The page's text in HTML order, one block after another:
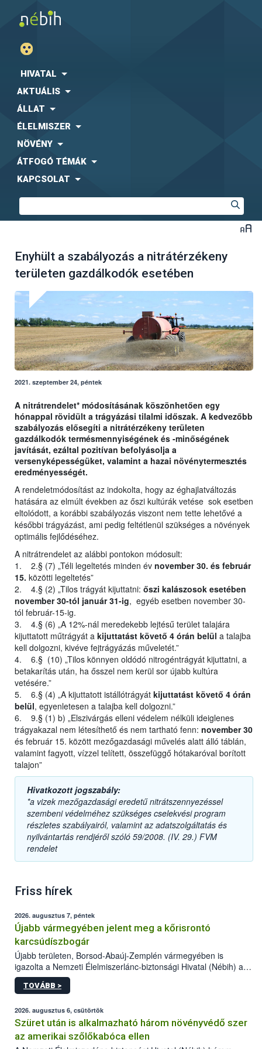
HIVATAL
AKTUÁLIS
ÁLLAT
ÉLELMISZER
NÖVÉNY
ÁTFOGÓ TÉMÁK
KAPCSOLAT
Enyhült a szabályozás a nitrátérzékeny
területen gazdálkodók esetében
2021. szeptember 24, péntek
A nitrátrendelet* módosításának köszönhetően egy
hónappal rövidült a trágyázási tilalmi időszak. A kedvezőbb
szabályozás elősegíti a nitrátérzékeny területen
gazdálkodók termésmennyiségének és -minőségének
javítását, ezáltal pozitívan befolyásolja a
versenyképességüket, valamint a hazai növénytermesztés
eredményességét.
A rendeletmódosítást az indokolta, hogy az éghajlatváltozás
hatására az elmúlt években az őszi kultúrák vetése sok esetben
eltolódott, a korábbi szabályozás viszont nem tette lehetővé a
későbbi trágyázást, ami pedig feltétlenül szükséges a növények
optimális fejlődéséhez.
A nitrátrendelet az alábbi pontokon módosult:
1. 2.§ (7) „Téli legeltetés minden év november 30. és február
15. közötti legeltetés”
2. 4.§ (2) „Tilos trágyát kijuttatni: őszi kalászosok esetében
november 30-tól január 31-ig, egyéb esetben november 30-
tól február-15-ig.
3. 4.§ (6) „A 12%-nál meredekebb lejtésű terület talajára
kijuttatott műtrágyát a kijuttatást követő 4 órán belül a talajba
kell dolgozni, kivéve fejtrágyázás műveletét.”
4. 6.§ (10) „Tilos könnyen oldódó nitrogéntrágyát kijuttatni, a
betakarítás után, ha ősszel nem kerül sor újabb kultúra
vetésére.”
5. 6.§ (4) „A kijuttatott istállótrágyát kijuttatást követő 4 órán
belül, egyenletesen a talajba kell dolgozni.”
6. 9.§ (1) b) „Elszivárgás elleni védelem nélküli ideiglenes
trágyakazal nem létesíthető és nem tartható fenn: november 30
és február 15. között mezőgazdasági művelés alatt álló táblán,
valamint fagyott, vízzel telített, összefüggő hótakaróval borított
talajon”
Hivatkozott jogszabály:
*a vizek mezőgazdasági eredetű nitrátszennyezéssel
szembeni védelméhez szükséges cselekvési program
részletes szabályairól, valamint az adatszolgáltatás és
nyilvántartás rendjéről szóló 59/2008. (IV. 29.) FVM
rendelet
Friss hírek
2026. augusztus 7, péntek
Újabb vármegyében jelent meg a kőrisrontó
karcsúdíszbogár
Újabb területen, Borsod-Abaúj-Zemplén vármegyében is
igazolta a Nemzeti Élelmiszerlánc-biztonsági Hivatal (Nébih) a
kőrisrontó karcsúdíszbogár (Agrilus planipennis) jelenlétét. A
kártevőt nem csak színcsapdában találták meg, de már fertőzött
az intenzív felderítést, emellett az intézkedéseket a szlovák
hatósággal is összehangolják a terjedés megállítása érdekében.
TOVÁBB >
2026. augusztus 6, csütörtök
Szüret után is alkalmazható három növényvédő szer
az amerikai szőlőkabóca ellen